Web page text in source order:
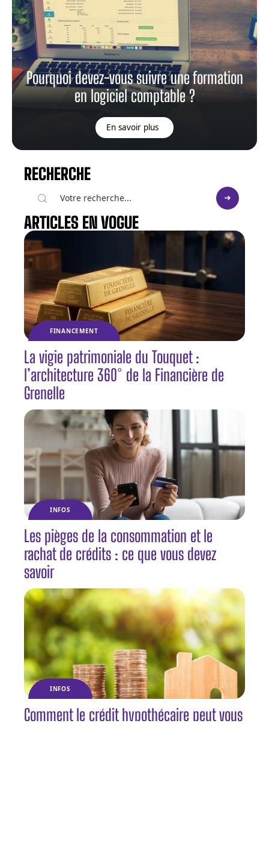
Pourquoi devez-vous suivre une formation
en logiciel comptable ?
En savoir plus
RECHERCHE
ARTICLES EN VOGUE
FINANCEMENT
La vigie patrimoniale du Touquet :
l’architecture 360° de la Financière de
Grenelle
INFOS
Les pièges de la consommation et le
rachat de crédits : ce que vous devez
savoir
INFOS
Comment le crédit hypothécaire peut vous